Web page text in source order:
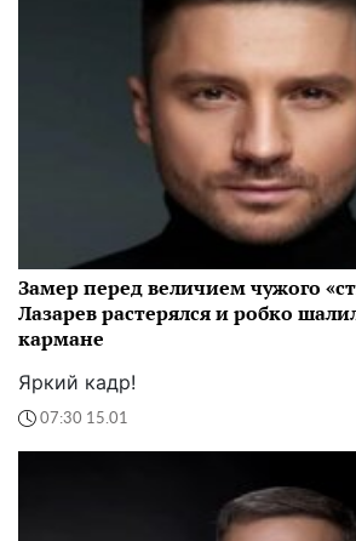
Замер перед величием чужого
Лазарев растерялся и робко
кармане
Яркий кадр!
07:30 15.01